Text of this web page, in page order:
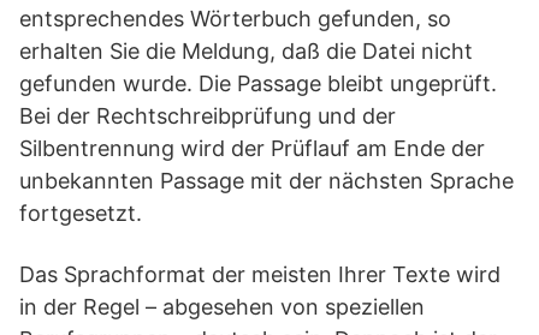
entsprechendes Wörterbuch gefunden, so
erhalten Sie die Meldung, daß die Datei nicht
gefunden wurde. Die Passage bleibt ungeprüft.
Bei der Rechtschreibprüfung und der
Silbentrennung wird der Prüflauf am Ende der
unbekannten Passage mit der nächsten Sprache
fortgesetzt.
Das Sprachformat der meisten Ihrer Texte wird
in der Regel – abgesehen von speziellen